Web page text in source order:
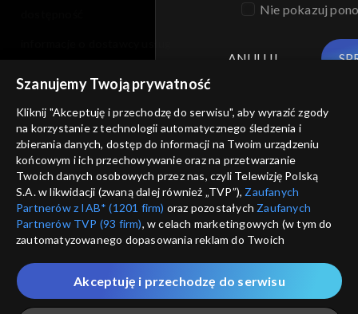
Nie pokazuj
ANULUJ
Szanujemy Twoją prywatność
Kliknij "Akceptuję i przechodzę do serwisu", aby wyrazić zgody
na korzystanie z technologii automatycznego śledzenia i
zbierania danych, dostęp do informacji na Twoim urządzeniu
końcowym i ich przechowywanie oraz na przetwarzanie
Twoich danych osobowych przez nas, czyli Telewizję Polską
S.A. w likwidacji (zwaną dalej również „TVP”), Zaufanych
Partnerów z IAB* (1201 firm) oraz pozostałych Zaufanych
Partnerów TVP (93 firm), w celach marketingowych (w tym do
zautomatyzowanego dopasowania reklam do Twoich
które wskazujemy poniżej, a także zgody na udostępnianie
przez nas identyfikatora PPID do Google.
Twoje dane osobowe zbierane podczas odwiedzania przez
Akceptuję i przechodzę do serwisu